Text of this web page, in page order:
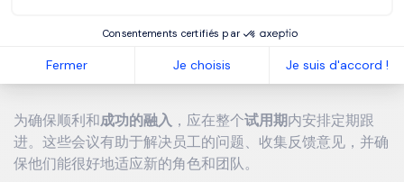
Consentements certifiés par
Fermer Je choisis Je suis d'accord !
定期跟踪和试用期
为确保顺利和成功的融入 ，应在整个试用期内安排定期跟
进。这些会议有助于解决员工的问题、收集反馈意见，并确
保他们能很好地适应新的角色和团队。